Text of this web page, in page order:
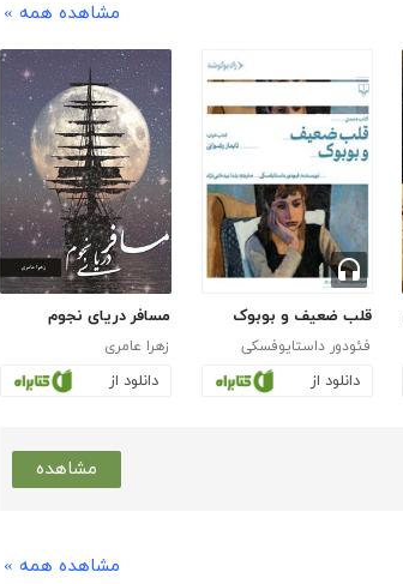
مشاهده همه »
قلب ضعیف و بوبوک
فئودور داستایوفسکی
دانلود از
مسافر دریای نجوم
زهرا عامری
دانلود از
مشاهده
مشاهده همه »